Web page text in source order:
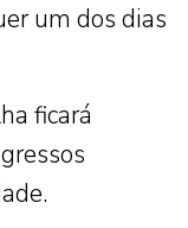
um dos dias
ficará